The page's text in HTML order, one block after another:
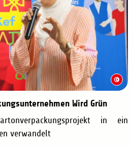
Wird Grün
in ein
verwandelt